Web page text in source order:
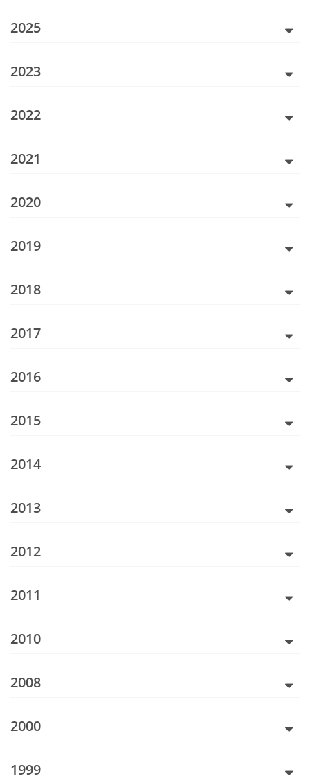
2025
2023
2022
2021
2020
2019
2018
2017
2016
2015
2014
2013
2012
2011
2010
2008
2000
1999